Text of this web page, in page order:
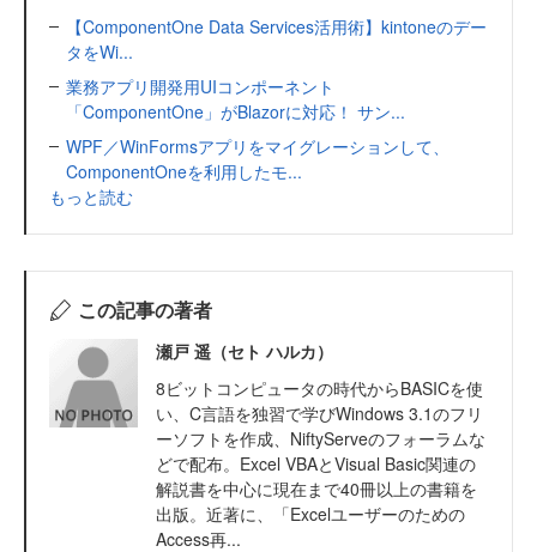
【ComponentOne Data Services活用術】kintoneのデー
タをWi...
業務アプリ開発用UIコンポーネント
「ComponentOne」がBlazorに対応！ サン...
WPF／WinFormsアプリをマイグレーションして、
ComponentOneを利用したモ...
もっと読む
この記事の著者
瀬戸 遥（セト ハルカ）
8ビットコンピュータの時代からBASICを使
い、C言語を独習で学びWindows 3.1のフリ
ーソフトを作成、NiftyServeのフォーラムな
どで配布。Excel VBAとVisual Basic関連の
解説書を中心に現在まで40冊以上の書籍を
出版。近著に、「Excelユーザーのための
Access再...